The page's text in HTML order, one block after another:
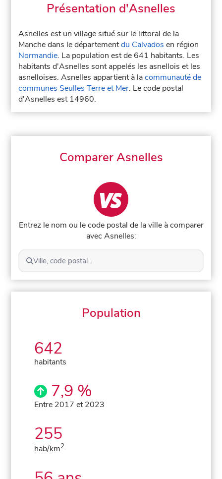
Présentation d'Asnelles
Asnelles est un village situé sur le littoral de la
Manche dans le départementdu Calvados en région
Normandie. La population est de 641 habitants. Les
habitants d'Asnelles sont appelés les asnellois et les
asnelloises. Asnelles appartient à lacommunauté de
communes Seulles Terre et Mer. Le code postal
d'Asnelles est 14960.
Comparer Asnelles
Entrez le nom ou le code postal de la ville à comparer
avec Asnelles:
Ville, code postal...
Population
642
habitants
7,9 %
Entre 2017 et 2023
255
hab/km2